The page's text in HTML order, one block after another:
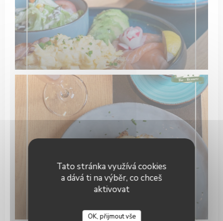
Tato stránka využívá cookies
a dává ti na výběr, co chceš
aktivovat
OK, přijmout vše